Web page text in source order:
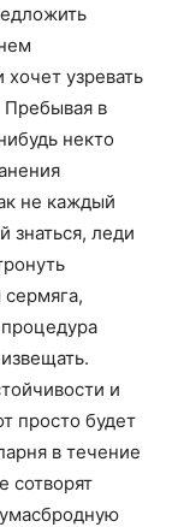
узревать
Пребывая в
некто
не каждый
знаться, леди
и
просто будет
в течение
сотворят